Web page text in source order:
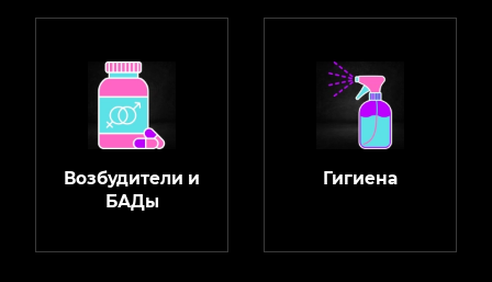
Возбудители и
БАДы
Гигиена